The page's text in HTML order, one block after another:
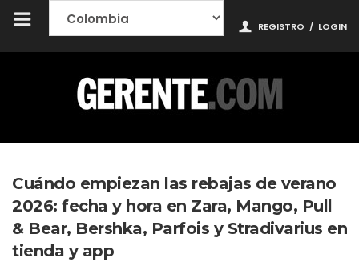
REGISTRO / LOGIN
Cuándo empiezan las rebajas de verano
2026: fecha y hora en Zara, Mango, Pull
& Bear, Bershka, Parfois y Stradivarius en
tienda y app